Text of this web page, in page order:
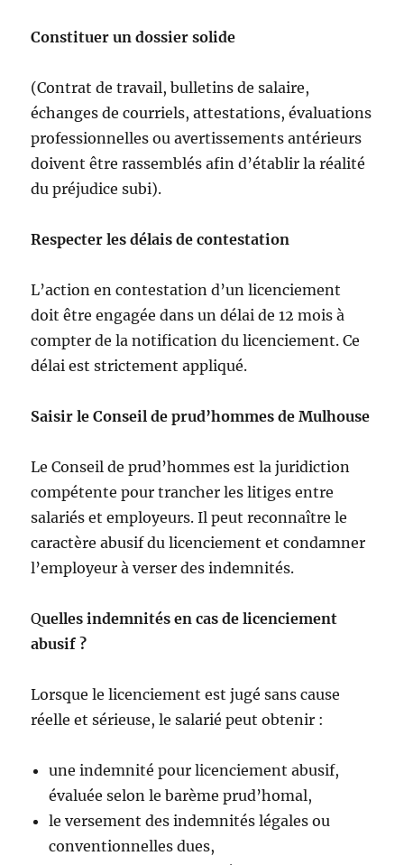
Constituer un dossier solide
(Contrat de travail, bulletins de salaire,
échanges de courriels, attestations, évaluations
professionnelles ou avertissements antérieurs
doivent être rassemblés afin d’établir la réalité
du préjudice subi).
Respecter les délais de contestation
L’action en contestation d’un licenciement
doit être engagée dans un délai de 12 mois à
compter de la notification du licenciement. Ce
délai est strictement appliqué.
Saisir le Conseil de prud’hommes de Mulhouse
Le Conseil de prud’hommes est la juridiction
compétente pour trancher les litiges entre
salariés et employeurs. Il peut reconnaître le
caractère abusif du licenciement et condamner
l’employeur à verser des indemnités.
Quelles indemnités en cas de licenciement
abusif ?
Lorsque le licenciement est jugé sans cause
réelle et sérieuse, le salarié peut obtenir :
une indemnité pour licenciement abusif,
évaluée selon le barème prud’homal,
le versement des indemnités légales ou
conventionnelles dues,